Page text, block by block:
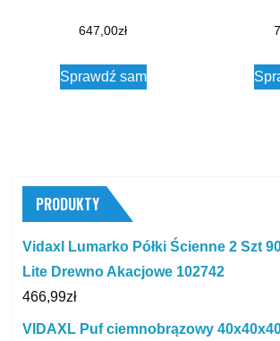
647,00zł
Sprawdź sam
PRODUKTY
Vidaxl Lumarko Półki Ścienne 2 Szt
Lite Drewno Akacjowe 102742
466,99zł
VIDAXL Puf ciemnobrązowy